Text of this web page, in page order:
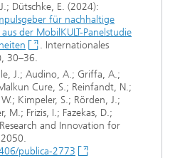
Dütschke, E. (2024):
für nachhaltige
der MobilKULT-Panelstudie
. Internationales
30–36.
J.; Audino, A.; Griffa, A.;
Cure, S.; Reinfandt, N.;
Kimpeler, S.; Rörden, J.;
M.; Frizis, I.; Fazekas, D.;
and Innovation for
publica-2773